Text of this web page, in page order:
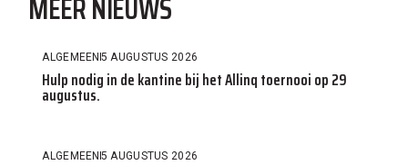
MEER NIEUWS
ALGEMEEN5 AUGUSTUS 2026
Hulp nodig in de kantine bij het Allinq toernooi op 29
augustus.
ALGEMEEN5 AUGUSTUS 2026